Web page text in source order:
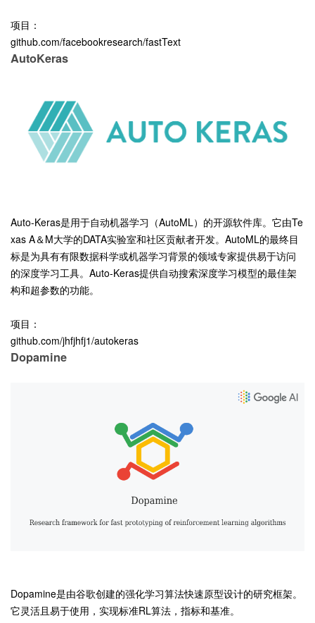
项目：
github.com/facebookresearch/fastText
AutoKeras
Auto-Keras是用于自动机器学习（AutoML）的开源软件库。它由Te
xas A＆M大学的DATA实验室和社区贡献者开发。AutoML的最终目
标是为具有有限数据科学或机器学习背景的领域专家提供易于访问
的深度学习工具。Auto-Keras提供自动搜索深度学习模型的最佳架
构和超参数的功能。
项目：
github.com/jhfjhfj1/autokeras
Dopamine
Dopamine是由谷歌创建的强化学习算法快速原型设计的研究框架。
它灵活且易于使用，实现标准RL算法，指标和基准。